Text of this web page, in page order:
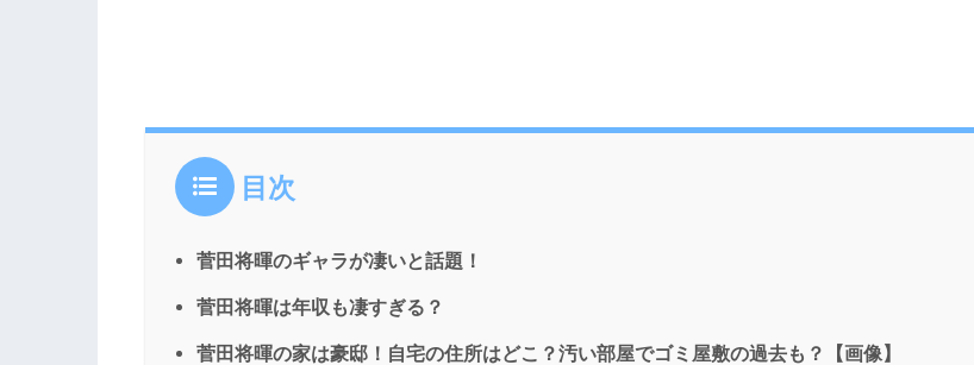
目次
菅田将暉のギャラが凄いと話題！
菅田将暉は年収も凄すぎる？
菅田将暉の家は豪邸！自宅の住所はどこ？汚い部屋でゴミ屋敷の過去も？【画像】